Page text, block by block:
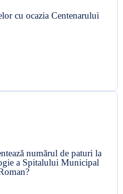
cu ocazia Centenarului
numărul de paturi la
a Spitalului Municipal